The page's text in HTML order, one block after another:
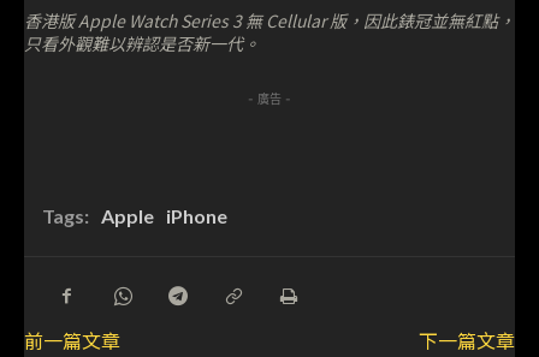
香港版 Apple Watch Series 3 無 Cellular 版，因此錶冠並無紅點，
只看外觀難以辨認是否新一代。
- 廣告 -
Tags: Apple iPhone
前一篇文章
下一篇文章